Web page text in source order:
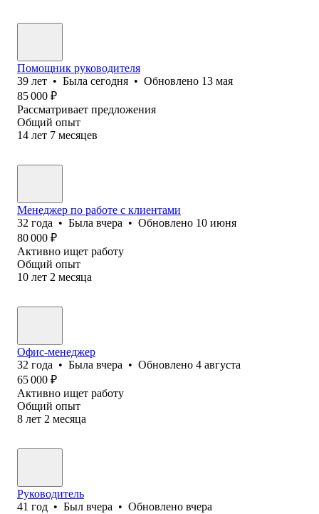
Помощник руководителя
39 лет • Была сегодня • Обновлено 13 мая
85 000 ₽
Рассматривает предложения
Общий опыт
14 лет 7 месяцев
Менеджер по работе с клиентами
32 года • Была вчера • Обновлено 10 июня
80 000 ₽
Активно ищет работу
Общий опыт
10 лет 2 месяца
Офис-менеджер
32 года • Была вчера • Обновлено 4 августа
65 000 ₽
Активно ищет работу
Общий опыт
8 лет 2 месяца
Руководитель
41 год • Был вчера • Обновлено вчера